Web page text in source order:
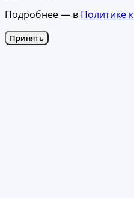
Подробнее — в Политике
Принять